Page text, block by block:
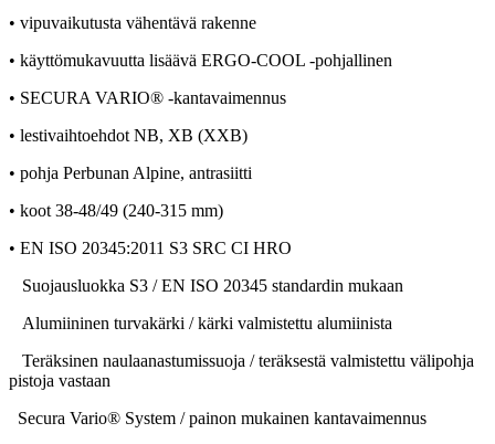
• vipuvaikutusta vähentävä rakenne
• käyttömukavuutta lisäävä ERGO-COOL -pohjallinen
• SECURA VARIO® -kantavaimennus
• lestivaihtoehdot NB, XB (XXB)
• pohja Perbunan Alpine, antrasiitti
• koot 38-48/49 (240-315 mm)
• EN ISO 20345:2011 S3 SRC CI HRO
Suojausluokka S3 / EN ISO 20345 standardin mukaan
Alumiininen turvakärki / kärki valmistettu alumiinista
Teräksinen naulaanastumissuoja / teräksestä valmistettu välipohja
pistoja vastaan
Secura Vario® System / painon mukainen kantavaimennus